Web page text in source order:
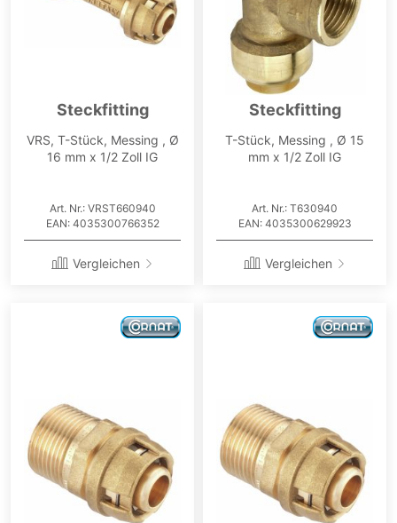
Steckfitting
VRS, T-Stück, Messing , Ø
16 mm x 1/2 Zoll IG
Art. Nr.: VRST660940
EAN: 4035300766352
Vergleichen
Steckfitting
T-Stück, Messing , Ø 15
mm x 1/2 Zoll IG
Art. Nr.: T630940
EAN: 4035300629923
Vergleichen